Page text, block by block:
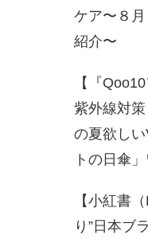
ケア〜８
紹介〜
【『
紫外線対
の夏欲し
トの日傘
【小紅書
り”日本ブ